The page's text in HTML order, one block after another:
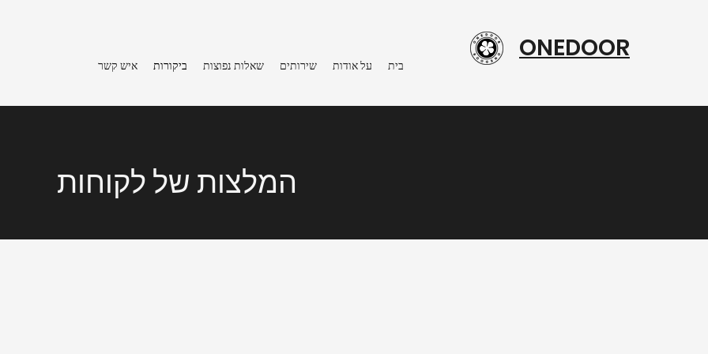
בית על אודות שירותים שאלות נפוצות ביקורות איש קשר
ONEDOOR
המלצות של לקוחות